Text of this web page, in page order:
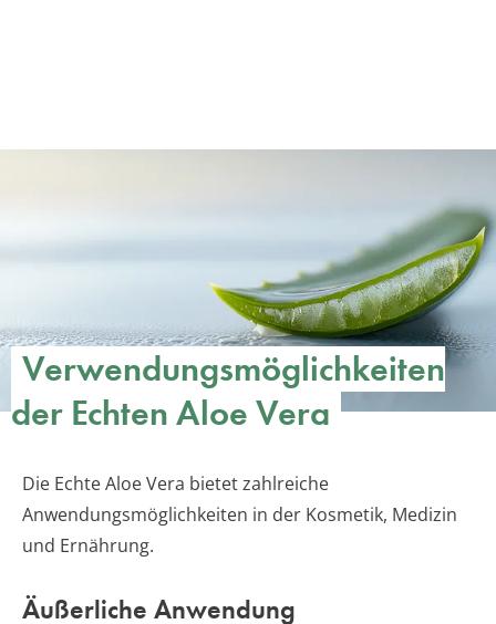
Verwendungsmöglichkeiten
der Echten Aloe Vera
Die Echte Aloe Vera bietet zahlreiche
Anwendungsmöglichkeiten in der Kosmetik, Medizin
und Ernährung.
Äußerliche Anwendung